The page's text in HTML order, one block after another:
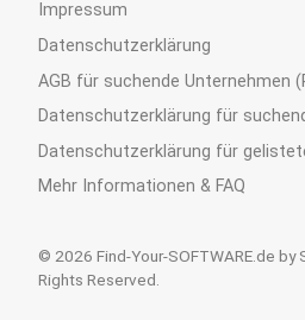
Impressum
Datenschutzerklärung
AGB für suchende Unternehmen
Datenschutzerklärung für
Datenschutzerklärung für
Mehr Informationen & FAQ
© 2026 Find-Your-SOFTWARE.de by
Rights Reserved.